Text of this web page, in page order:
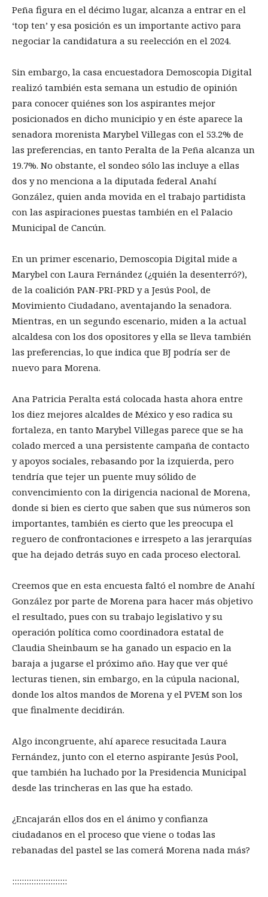
Peña figura en el décimo lugar, alcanza a entrar en el
‘top ten’ y esa posición es un importante activo para
negociar la candidatura a su reelección en el 2024.
Sin embargo, la casa encuestadora Demoscopia Digital
realizó también esta semana un estudio de opinión
para conocer quiénes son los aspirantes mejor
posicionados en dicho municipio y en éste aparece la
senadora morenista Marybel Villegas con el 53.2% de
las preferencias, en tanto Peralta de la Peña alcanza un
19.7%. No obstante, el sondeo sólo las incluye a ellas
dos y no menciona a la diputada federal Anahí
González, quien anda movida en el trabajo partidista
con las aspiraciones puestas también en el Palacio
Municipal de Cancún.
En un primer escenario, Demoscopia Digital mide a
Marybel con Laura Fernández (¿quién la desenterró?),
de la coalición PAN-PRI-PRD y a Jesús Pool, de
Movimiento Ciudadano, aventajando la senadora.
Mientras, en un segundo escenario, miden a la actual
alcaldesa con los dos opositores y ella se lleva también
las preferencias, lo que indica que BJ podría ser de
nuevo para Morena.
Ana Patricia Peralta está colocada hasta ahora entre
los diez mejores alcaldes de México y eso radica su
fortaleza, en tanto Marybel Villegas parece que se ha
colado merced a una persistente campaña de contacto
y apoyos sociales, rebasando por la izquierda, pero
tendría que tejer un puente muy sólido de
convencimiento con la dirigencia nacional de Morena,
donde si bien es cierto que saben que sus números son
importantes, también es cierto que les preocupa el
reguero de confrontaciones e irrespeto a las jerarquías
que ha dejado detrás suyo en cada proceso electoral.
Creemos que en esta encuesta faltó el nombre de Anahí
González por parte de Morena para hacer más objetivo
el resultado, pues con su trabajo legislativo y su
operación política como coordinadora estatal de
Claudia Sheinbaum se ha ganado un espacio en la
baraja a jugarse el próximo año. Hay que ver qué
lecturas tienen, sin embargo, en la cúpula nacional,
donde los altos mandos de Morena y el PVEM son los
que finalmente decidirán.
Algo incongruente, ahí aparece resucitada Laura
Fernández, junto con el eterno aspirante Jesús Pool,
que también ha luchado por la Presidencia Municipal
desde las trincheras en las que ha estado.
¿Encajarán ellos dos en el ánimo y confianza
ciudadanos en el proceso que viene o todas las
rebanadas del pastel se las comerá Morena nada más?
:::::::::::::::::::::::